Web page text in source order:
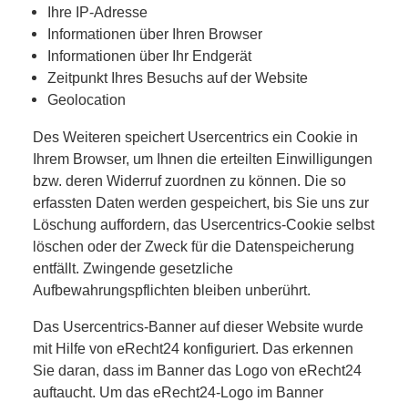
Ihre IP-Adresse
Informationen über Ihren Browser
Informationen über Ihr Endgerät
Zeitpunkt Ihres Besuchs auf der Website
Geolocation
Des Weiteren speichert Usercentrics ein Cookie in
Ihrem Browser, um Ihnen die erteilten Einwilligungen
bzw. deren Widerruf zuordnen zu können. Die so
erfassten Daten werden gespeichert, bis Sie uns zur
Löschung auffordern, das Usercentrics-Cookie selbst
löschen oder der Zweck für die Datenspeicherung
entfällt. Zwingende gesetzliche
Aufbewahrungspflichten bleiben unberührt.
Das Usercentrics-Banner auf dieser Website wurde
mit Hilfe von eRecht24 konfiguriert. Das erkennen
Sie daran, dass im Banner das Logo von eRecht24
auftaucht. Um das eRecht24-Logo im Banner